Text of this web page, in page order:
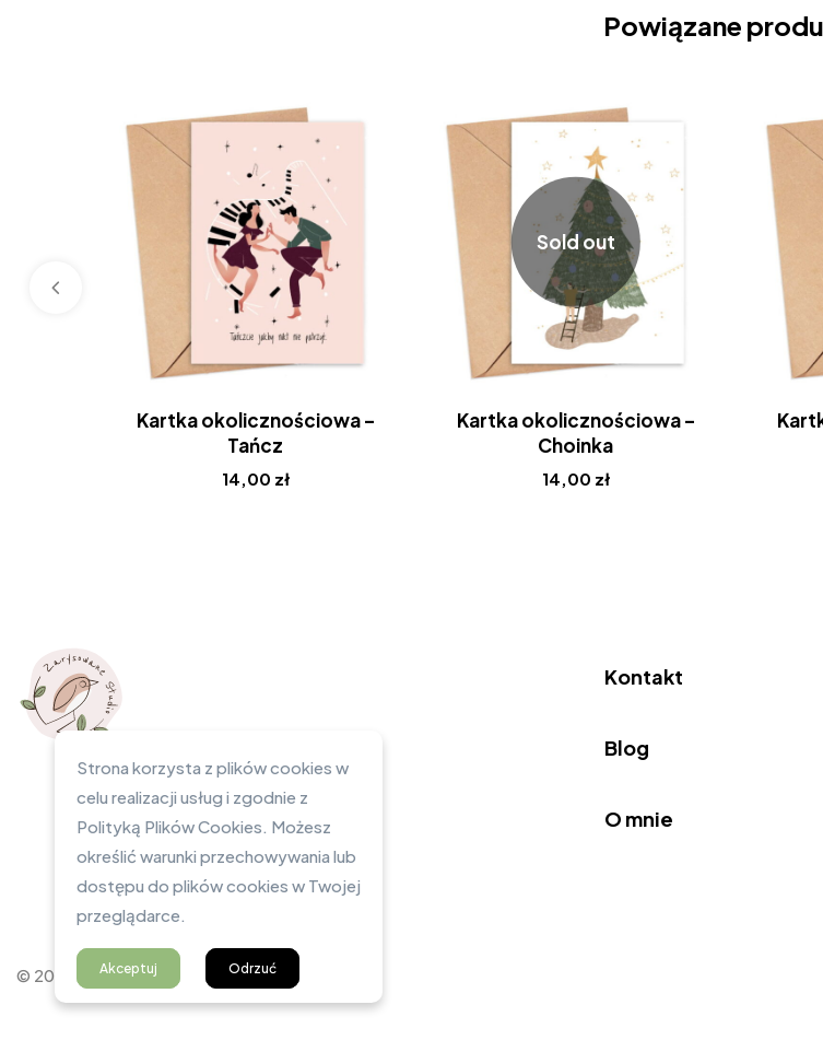
Powiązane
Kartka okolicznościowa –
Tańcz
14,00 zł
Sold out
Kartka okolicznościowa –
Choinka
14,00 zł
Kontakt
Blog
O mnie
© 2023 Zarysowane Studio
Strona korzysta z plików cookies w
celu realizacji usług i zgodnie z
Polityką Plików Cookies. Możesz
określić warunki przechowywania lub
dostępu do plików cookies w Twojej
przeglądarce.
Akceptuj Odrzuć